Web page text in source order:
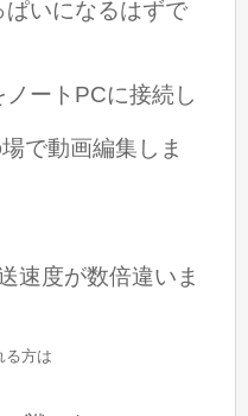
いになるはずで
ートPCに接続し
で動画編集しま
速度が数倍違いま
る方は